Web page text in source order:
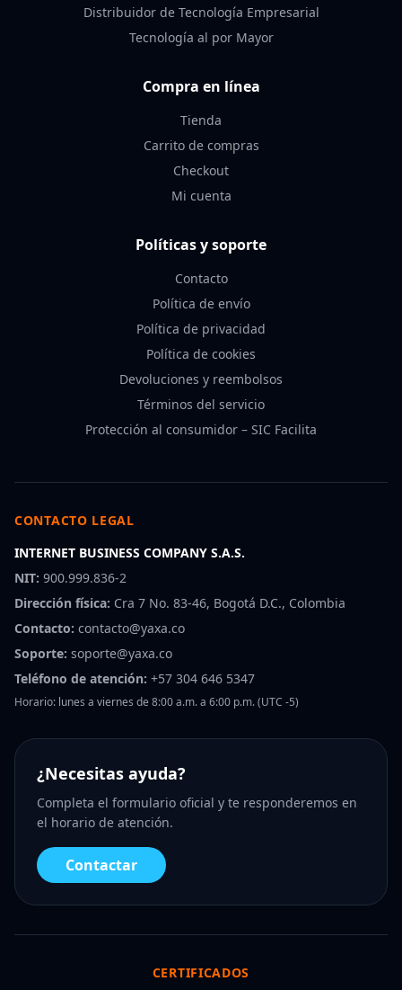
Distribuidor de Tecnología Empresarial
Tecnología al por Mayor
Compra en línea
Tienda
Carrito de compras
Checkout
Mi cuenta
Políticas y soporte
Contacto
Política de envío
Política de privacidad
Política de cookies
Devoluciones y reembolsos
Términos del servicio
Protección al consumidor – SIC Facilita
CONTACTO LEGAL
INTERNET BUSINESS COMPANY S.A.S.
NIT: 900.999.836-2
Dirección física: Cra 7 No. 83-46, Bogotá D.C., Colombia
Contacto: contacto@yaxa.co
Soporte: soporte@yaxa.co
Teléfono de atención: +57 304 646 5347
Horario: lunes a viernes de 8:00 a.m. a 6:00 p.m. (UTC -5)
¿Necesitas ayuda?
Completa el formulario oficial y te responderemos en
el horario de atención.
Contactar
CERTIFICADOS